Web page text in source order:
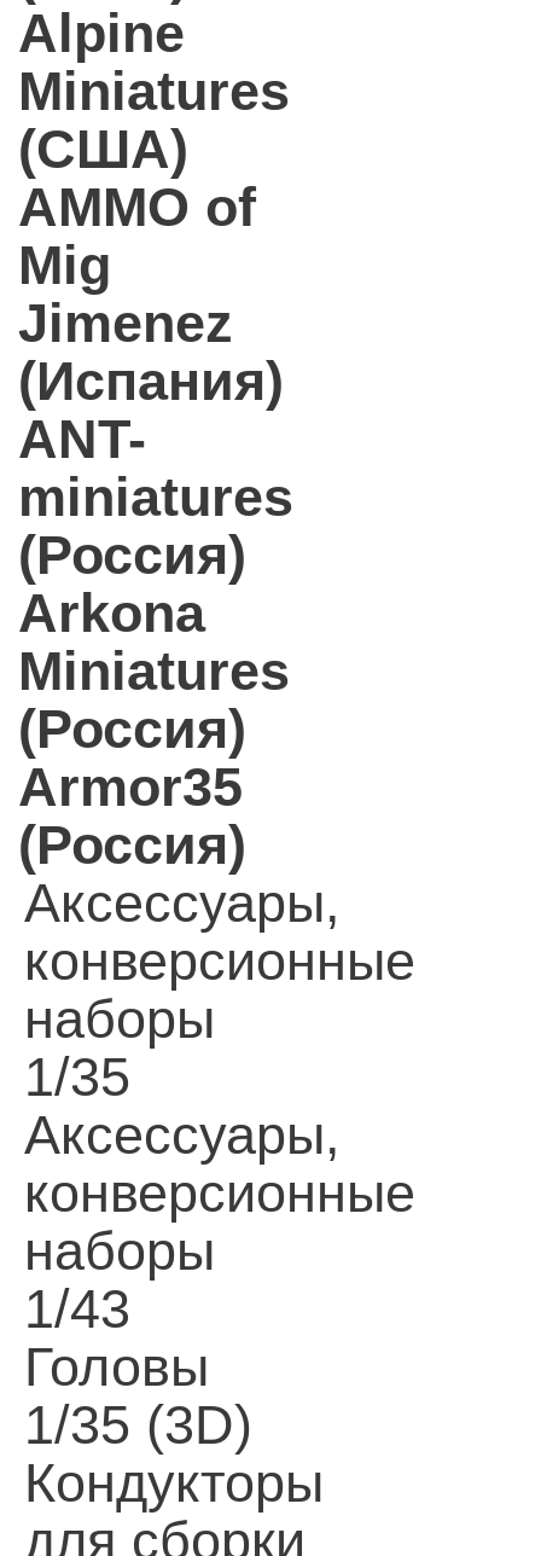
Alpine
Miniatures
(США)
AMMO of
Mig
Jimenez
(Испания)
ANT-
miniatures
(Россия)
Arkona
Miniatures
(Россия)
Armor35
(Россия)
Аксессуары,
конверсионные
наборы
1/35
Аксессуары,
конверсионные
наборы
1/43
Головы
1/35 (3D)
Кондукторы
для сборки